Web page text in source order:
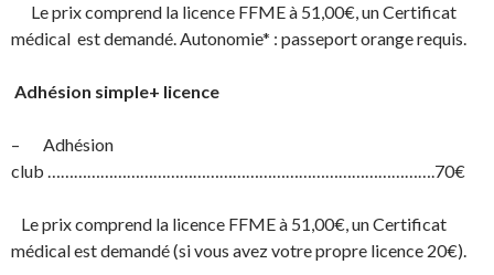
Le prix comprend la licence FFME à 51,00€, un Certificat
médical est demandé. Autonomie* : passeport orange requis.
Adhésion simple+ licence
– Adhésion
club …………………………………………………………………………….70€
Le prix comprend la licence FFME à 51,00€, un Certificat
médical est demandé (si vous avez votre propre licence 20€).